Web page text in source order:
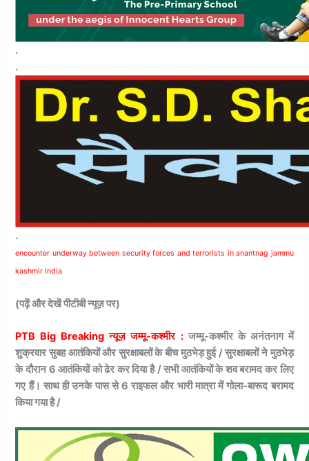
.
.
.
encounter underway between security forces and terrorists in anantnag jammu
kashmir India
(पढ़ें और देखें पीटीबी न्यूज़ पर)
PTB Big Breaking न्यूज़ जम्मू-कश्मीर :जम्मू-कश्मीर के अनंतनाग में
शुक्रवार सुबह आतंकियों और सुरक्षाबलों के बीच मुठभेड़ हुई / सुरक्षाबलों ने मुठभेड़
के दौरान 6 आतंकियों को ढेर कर दिया है / सभी आतंकियों के शव बरामद कर लिए
गए हैं। साथ ही उनके पास से 6 राइफल और भारी मात्रा में गोला-बारूद बरामद
किया गया है /